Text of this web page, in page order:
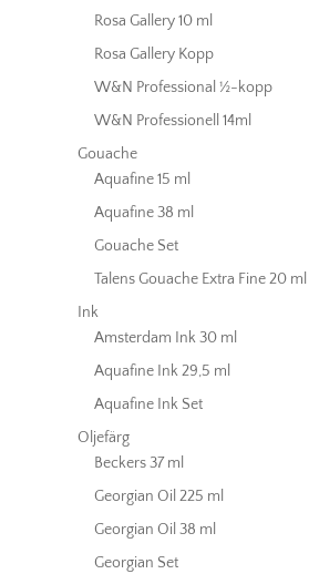
Rosa Gallery 10 ml
Rosa Gallery Kopp
W&N Professional ½-kopp
W&N Professionell 14ml
Gouache
Aquafine 15 ml
Aquafine 38 ml
Gouache Set
Talens Gouache Extra Fine 20 ml
Ink
Amsterdam Ink 30 ml
Aquafine Ink 29,5 ml
Aquafine Ink Set
Oljefärg
Beckers 37 ml
Georgian Oil 225 ml
Georgian Oil 38 ml
Georgian Set